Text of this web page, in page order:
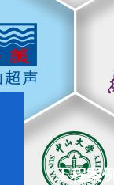
工程案例